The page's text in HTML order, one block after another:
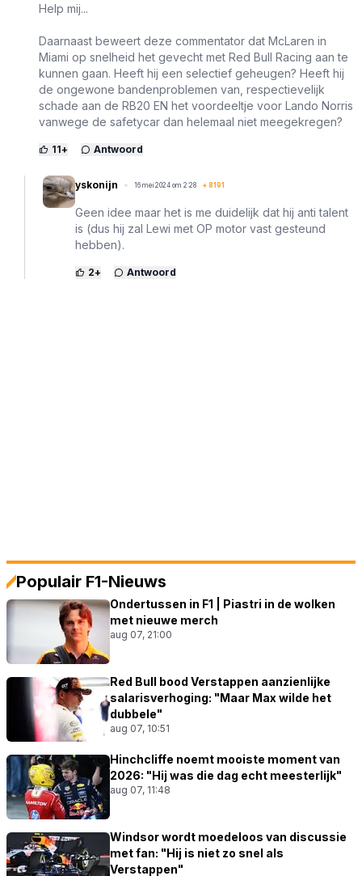
Help mij...
Daarnaast beweert deze commentator dat McLaren in
Miami op snelheid het gevecht met Red Bull Racing aan te
kunnen gaan. Heeft hij een selectief geheugen? Heeft hij
de ongewone bandenproblemen van, respectievelijk
schade aan de RB20 EN het voordeeltje voor Lando Norris
vanwege de safetycar dan helemaal niet meegekregen?
11+ Antwoord
yskonijn 16 mei 2024 om 2:28 + 8191
Geen idee maar het is me duidelijk dat hij anti talent
is (dus hij zal Lewi met OP motor vast gesteund
hebben).
2+ Antwoord
Populair F1-Nieuws
Ondertussen in F1 | Piastri in de wolken
met nieuwe merch
aug 07, 21:00
Red Bull bood Verstappen aanzienlijke
salarisverhoging: "Maar Max wilde het
dubbele"
aug 07, 10:51
Hinchcliffe noemt mooiste moment van
2026: "Hij was die dag echt meesterlijk"
aug 07, 11:48
Windsor wordt moedeloos van discussie
met fan: "Hij is niet zo snel als
Verstappen"